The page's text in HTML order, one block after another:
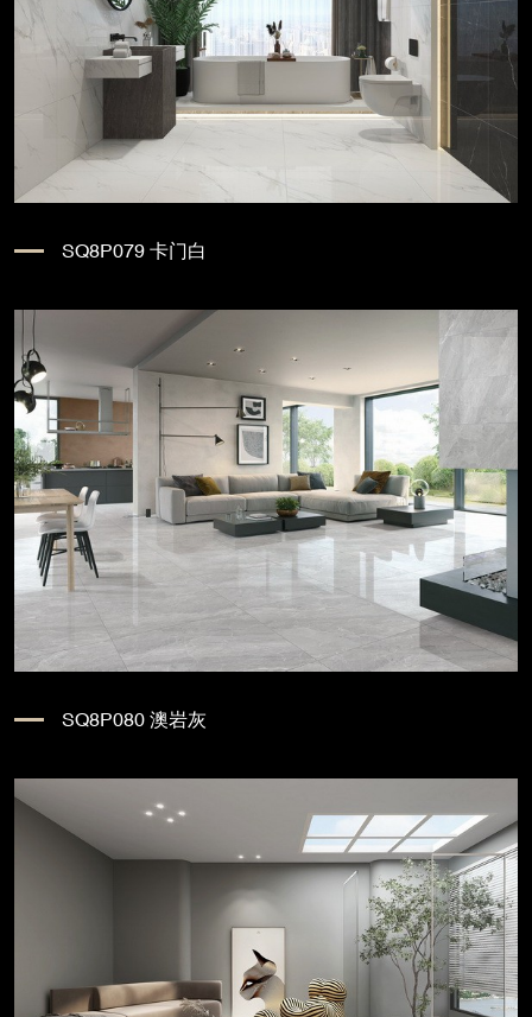
SQ8P079 卡门白
SQ8P080 澳岩灰